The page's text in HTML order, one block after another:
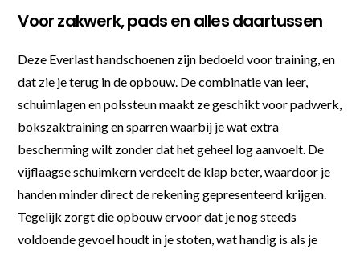
Voor zakwerk, pads en alles daartussen
Deze Everlast handschoenen zijn bedoeld voor training, en
dat zie je terug in de opbouw. De combinatie van leer,
schuimlagen en polssteun maakt ze geschikt voor padwerk,
bokszaktraining en sparren waarbij je wat extra
bescherming wilt zonder dat het geheel log aanvoelt. De
vijflaagse schuimkern verdeelt de klap beter, waardoor je
handen minder direct de rekening gepresenteerd krijgen.
Tegelijk zorgt die opbouw ervoor dat je nog steeds
voldoende gevoel houdt in je stoten, wat handig is als je